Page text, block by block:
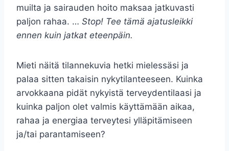
muilta ja sairauden hoito maksaa jatkuvasti
paljon rahaa. … Stop! Tee tämä ajatusleikki
ennen kuin jatkat eteenpäin.
Mieti näitä tilannekuvia hetki mielessäsi ja
palaa sitten takaisin nykytilanteeseen. Kuinka
arvokkaana pidät nykyistä terveydentilaasi ja
kuinka paljon olet valmis käyttämään aikaa,
rahaa ja energiaa terveytesi ylläpitämiseen
ja/tai parantamiseen?